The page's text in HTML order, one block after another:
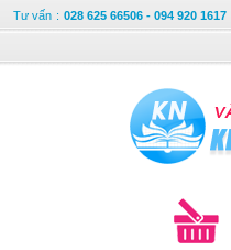
Tư vấn : 028 625 66506 - 094 920 1617